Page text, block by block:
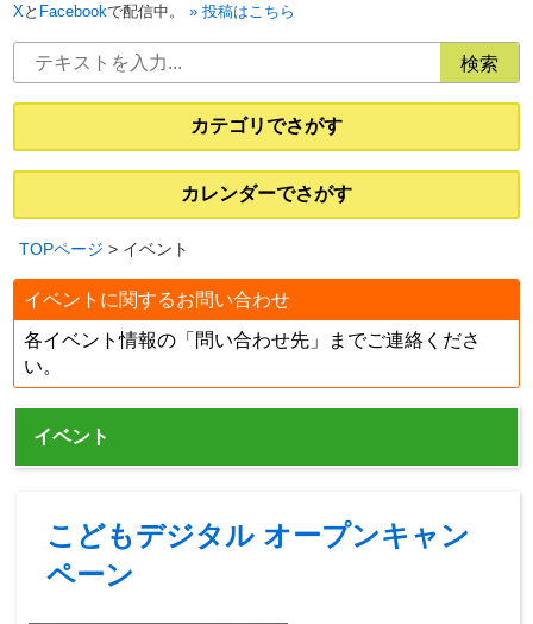
Xと Facebookで配信中。 投稿はこちら
カテゴリでさがす
カレンダーでさがす
TOPページ > イベント
イベントに関するお問い合わせ
各イベント情報の「問い合わせ先」までご連絡くださ
い。
イベント
こどもデジタル オープンキャン
ペーン